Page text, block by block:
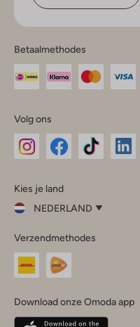
Betaalmethodes
Volg ons
InstagramFacebook
Kies je land
NEDERLAND
je
land
Nederland
Belgique(Français)
Verzendmethodes
Download onze Omoda app